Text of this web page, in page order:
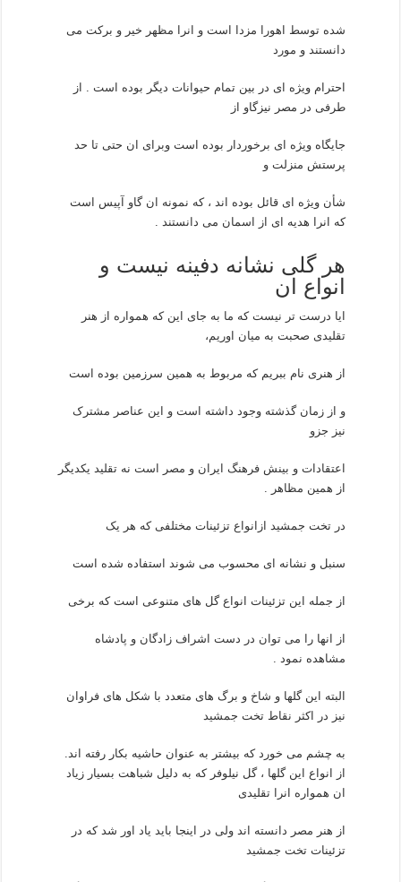
شده توسط اهورا مزدا است و انرا مظهر خیر و برکت می
دانستند و مورد
احترام ویژه ای در بین تمام حیوانات دیگر بوده است . از
طرفی در مصر نیزگاو از
جایگاه ویژه ای برخوردار بوده است وبرای ان حتی تا حد
پرستش منزلت و
شأن ویژه ای قائل بوده اند ، که نمونه ان گاو آپیس است
که انرا هدیه ای از اسمان می دانستند .
هر گلی نشانه دفینه نیست و
انواع ان
ایا درست تر نیست که ما به جای این که همواره از هنر
تقلیدی صحبت به میان اوریم،
از هنری نام ببریم که مربوط به همین سرزمین بوده است
و از زمان گذشته وجود داشته است و این عناصر مشترک
نیز جزو
اعتقادات و بینش فرهنگ ایران و مصر است نه تقلید یکدیگر
از همین مظاهر .
در تخت جمشید ازانواع تزئینات مختلفی که هر یک
سنبل و نشانه ای محسوب می شوند استفاده شده است
از جمله این تزئینات انواع گل های متنوعی است که برخی
از انها را می توان در دست اشراف زادگان و پادشاه
مشاهده نمود .
البته این گلها و شاخ و برگ های متعدد با شکل های فراوان
نیز در اکثر نقاط تخت جمشید
به چشم می خورد که بیشتر به عنوان حاشیه بکار رفته اند.
از انواع این گلها ، گل نیلوفر که به دلیل شباهت بسیار زیاد
ان همواره انرا تقلیدی
از هنر مصر دانسته اند ولی در اینجا باید یاد اور شد که در
تزئینات تخت جمشید